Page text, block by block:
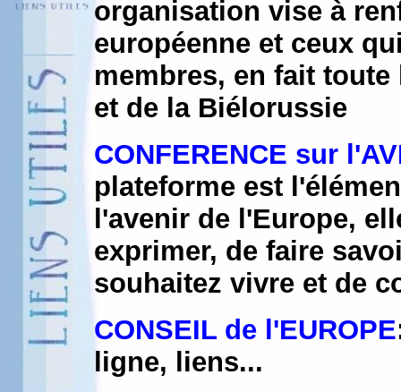
organisation vise à
européenne et ceux
membres, en fait
et de la Biélorussie
CONFERENCE sur
plateforme est
l'avenir de l'Europe,
exprimer, de faire
souhaitez vivre et de
CONSEIL de l'EUROPE
ligne, liens...